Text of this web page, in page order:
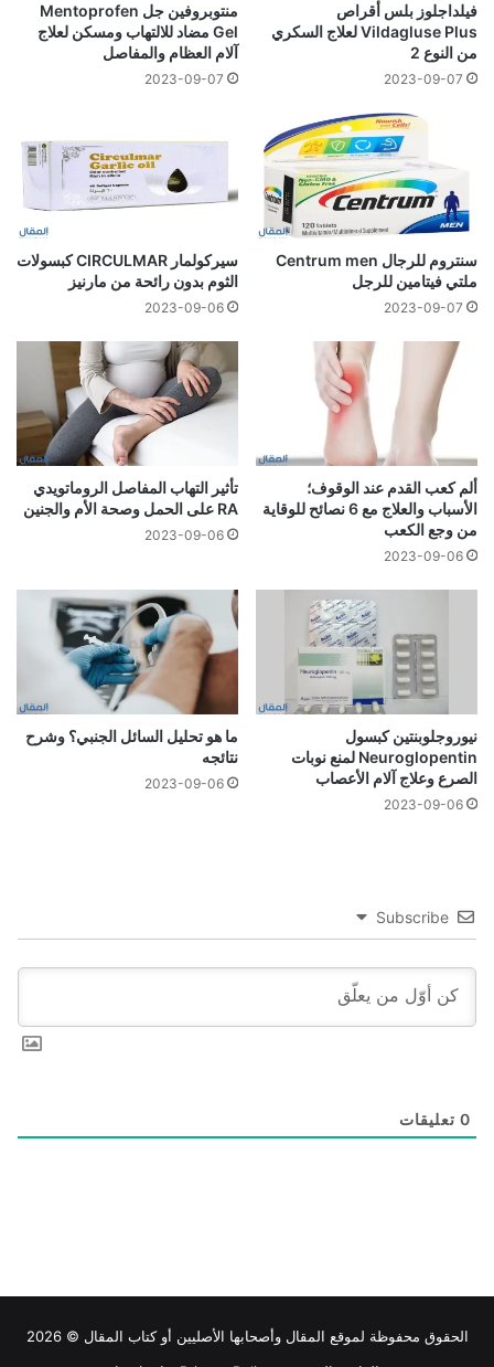
فيلداجلوز بلس أقراص
Vildagluse Plus لعلاج السكري
من النوع 2
2023-09-07
منتوبروفين جل Mentoprofen
Gel مضاد للالتهاب ومسكن لعلاج
آلام العظام والمفاصل
2023-09-07
سنتروم للرجال Centrum men
ملتي فيتامين للرجل
2023-09-07
سيركولمار CIRCULMAR كبسولات
الثوم بدون رائحة من مارنيز
2023-09-06
ألم كعب القدم عند الوقوف؛
الأسباب والعلاج مع 6 نصائح للوقاية
من وجع الكعب
2023-09-06
تأثير التهاب المفاصل الروماتويدي
RA على الحمل وصحة الأم والجنين
2023-09-06
نيوروجلوبنتين كبسول
Neuroglopentin لمنع نوبات
الصرع وعلاج آلام الأعصاب
2023-09-06
ما هو تحليل السائل الجنبي؟ وشرح
نتائجه
2023-09-06
Subscribe
0 تعليقات
الحقوق محفوظة لموقع المقال وأصحابها الأصليين أو كتاب المقال © 2026